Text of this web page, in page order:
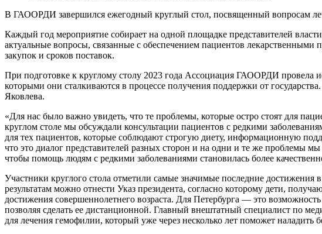
В ГАООРДИ завершился ежегодный круглый стол, посвященный вопросам
Каждый год мероприятие собирает на одной площадке представителей
актуальные вопросы, связанные с обеспечением пациентов
закупок и сроков поставок.
При подготовке к круглому столу 2023 года Ассоциация ГАООРДИ провела
которыми они сталкиваются в процессе получения поддержки от
Яковлева.
«Для нас было важно увидеть, что те проблемы, которые остро стоят для
круглом столе мы обсуждали консультации пациентов с редкими
для тех пациентов, которые соблюдают строгую диету, информационную
что это диалог представителей разных сторон и на одни и те же проблемы
чтобы помощь людям с редкими заболеваниями становилась более
Участники круглого стола отметили самые значимые последние
результатам можно отнести Указ президента, согласно которому дети,
достижения совершеннолетнего возраста. Для Петербурга — это
позволяя сделать ее дистанционной. Главный внештатный специалист по
для лечения гемофилии, который уже через несколько лет поможет наладить